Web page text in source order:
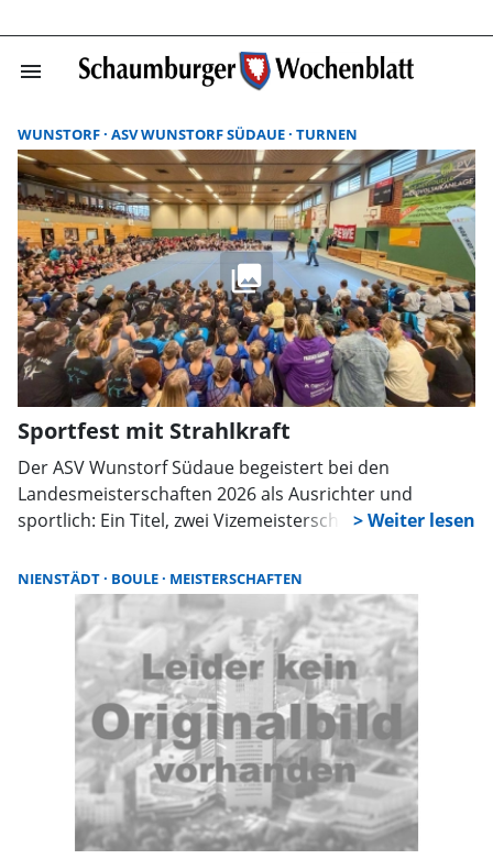
menu
WUNSTORF ASV WUNSTORF SÜDAUE TURNEN
Sportfest mit Strahlkraft
Der ASV Wunstorf Südaue begeistert bei den
Landesmeisterschaften 2026 als Ausrichter und
sportlich: Ein Titel, zwei Vizemeisterschaften und eine
machen das Wochenende zu einem besonderen Erfolg
für Verein und Stadt.
NIENSTÄDT BOULE MEISTERSCHAFTEN